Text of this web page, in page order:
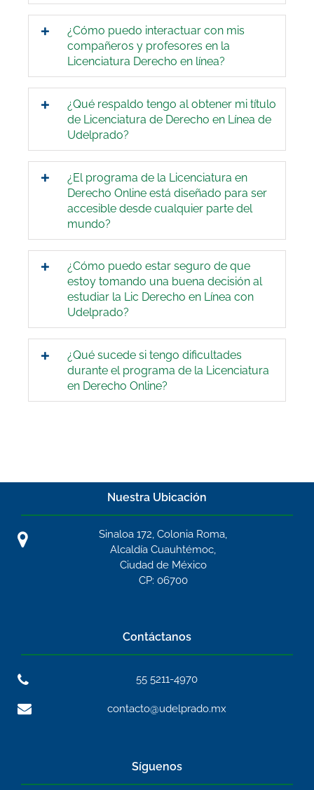
¿Cómo puedo interactuar con mis
compañeros y profesores en la
Licenciatura Derecho en línea?
¿Qué respaldo tengo al obtener mi título
de Licenciatura de Derecho en Línea de
Udelprado?
¿El programa de la Licenciatura en
Derecho Online está diseñado para ser
accesible desde cualquier parte del
mundo?
¿Cómo puedo estar seguro de que
estoy tomando una buena decisión al
estudiar la Lic Derecho en Línea con
Udelprado?
¿Qué sucede si tengo dificultades
durante el programa de la Licenciatura
en Derecho Online?
Nuestra Ubicación
Sinaloa 172, Colonia Roma,
Alcaldía Cuauhtémoc,
Ciudad de México
CP: 06700
Contáctanos
55 5211-4970
contacto@udelprado.mx
Síguenos